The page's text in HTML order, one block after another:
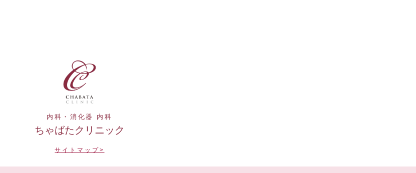
内科・消化器 内科
ちゃばたクリニック
サイトマップ>